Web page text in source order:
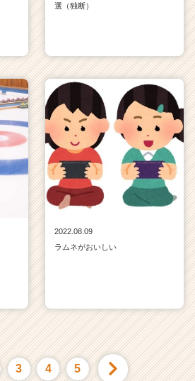
選（独断）
2022.08.09
ラムネがおいしい
3 4 5